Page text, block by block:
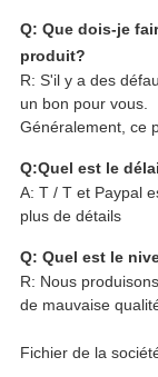
Q: Que dois-je
produit?
R: S'il y a des
un bon pour vous.
Généralement, ce
Q:Quel est le
A: T / T et Paypal
plus de détails
Q: Quel est le
R: Nous
de mauvaise
Fichier de la